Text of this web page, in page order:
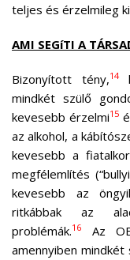
teljes és érzelmileg
AMI SEGíTI A
Bizonyított tény,14
mindkét szülő
kevesebb érzelmi15
az alkohol, a
kevesebb a
megfélemlítés
kevesebb az
ritkábbak az
problémák.16
Az
amennyiben